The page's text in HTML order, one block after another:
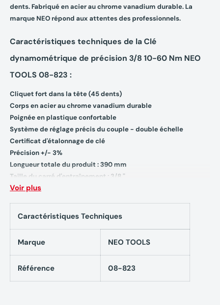
dents. Fabriqué en acier au chrome vanadium durable. La
marque NEO répond aux attentes des professionnels.
Caractéristiques techniques de la Clé
dynamométrique de précision 3/8 10-60 Nm NEO
TOOLS 08-823 :
Cliquet fort dans la tête (45 dents)
Corps en acier au chrome vanadium durable
Poignée en plastique confortable
Système de réglage précis du couple - double échelle
Certificat d'étalonnage de clé
Précision +/- 3%
Longueur totale du produit :390 mm
Taille du carré d'entraînement : 3/8 "
Manche :en plastique
Voir plus
Caractéristiques Techniques
Marque NEO TOOLS
Référence 08-823